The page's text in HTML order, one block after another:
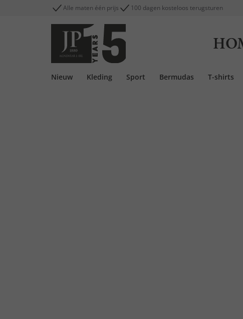
Alle maten één prijs 100 dagen kosteloos terugsturen
Nieuw Kleding Sport Bermudas T-shirts